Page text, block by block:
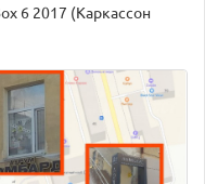
6 2017 (Каркассон